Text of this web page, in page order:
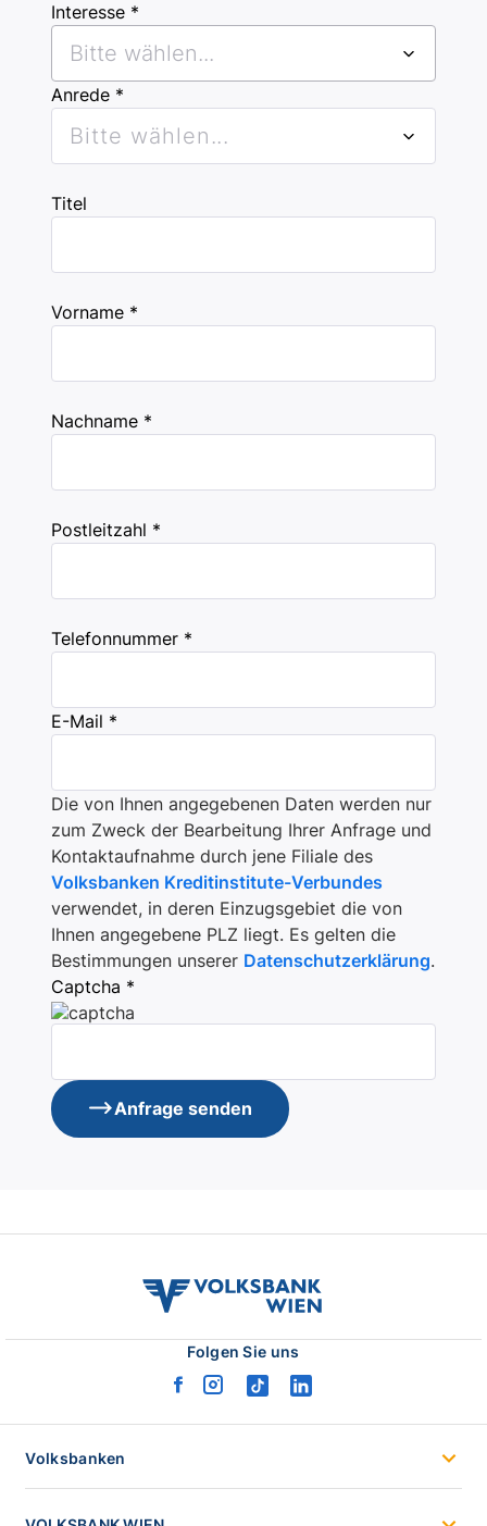
Interesse *
Bitte wählen...
Anrede *
Bitte wählen...
Titel
Vorname *
Nachname *
Postleitzahl *
Telefonnummer *
E-Mail *
Die von Ihnen angegebenen Daten werden nur
zum Zweck der Bearbeitung Ihrer Anfrage und
Kontaktaufnahme durch jene Filiale des
Volksbanken Kreditinstitute-Verbundes
verwendet, in deren Einzugsgebiet die von
Ihnen angegebene PLZ liegt. Es gelten die
Bestimmungen unserer Datenschutzerklärung.
Captcha *
Anfrage senden
volksbank
wien
Folgen Sie uns
facebook
instagram
tiktoklinkedin
Volksbanken